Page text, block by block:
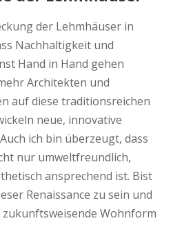
der Lehmhäuser in
Nachhaltigkeit und
Hand in Hand gehen
Architekten und
auf diese traditionsreichen
neue, innovative
ich bin überzeugt, dass
nur umweltfreundlich,
ansprechend ist. Bist
Renaissance zu sein und
Wohnform